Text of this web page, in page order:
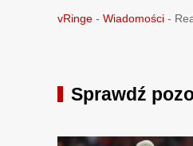
vRinge - Wiadomości -
Sprawdź